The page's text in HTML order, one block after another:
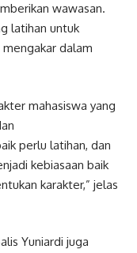
wawasan.
latihan untuk
dalam
mahasiswa yang
perlu latihan, dan
kebiasaan baik
karakter,” jelas
Yuniardi juga